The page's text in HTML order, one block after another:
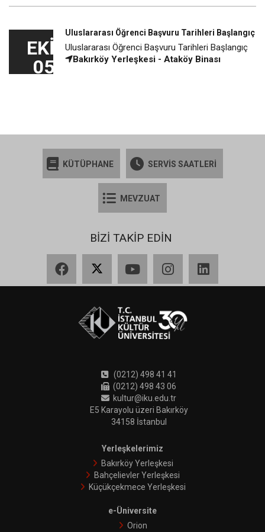
EKI
05
Uluslararası Öğrenci Başvuru Tarihleri Başlangıç
Uluslararası Öğrenci Başvuru Tarihleri Başlangıç
Bakırköy Yerleşkesi - Ataköy Binası
KÜTÜPHANE SERVİS SAATLERİ
MEVZUAT
BİZİ TAKİP EDİN
(0212) 498 41 41
(0212) 498 43 06
kultur@iku.edu.tr
E5 Karayolu üzeri Bakırköy
34158 İstanbul
Yerleşkelerimiz
Bakırköy Yerleşkesi
Bahçelievler Yerleşkesi
Küçükçekmece Yerleşkesi
e-Üniversite
Orion